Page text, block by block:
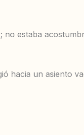
estaba
hacia un asiento